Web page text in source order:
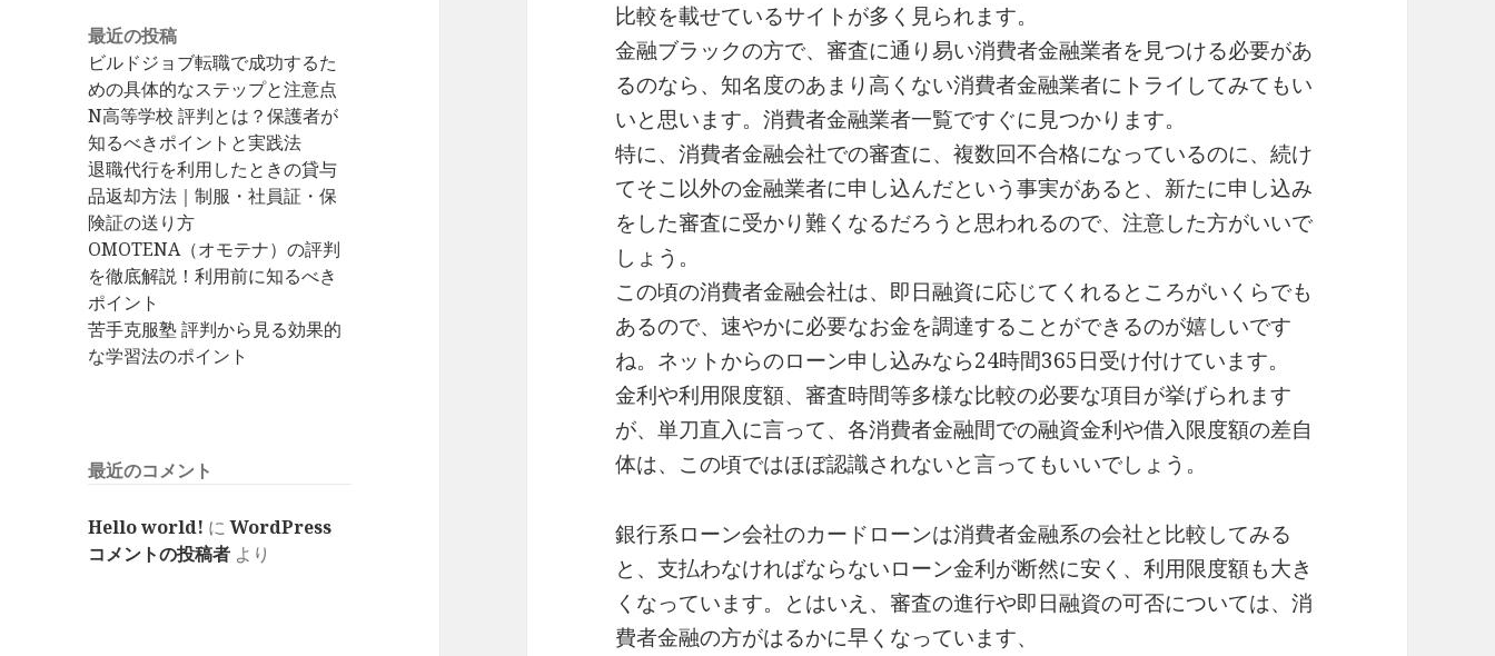
最近の投稿
ビルドジョブ転職で成功するた
めの具体的なステップと注意点
N高等学校 評判とは？保護者が
知るべきポイントと実践法
退職代行を利用したときの貸与
品返却方法｜制服・社員証・保
険証の送り方
OMOTENA（オモテナ）の評判
を徹底解説！利用前に知るべき
ポイント
苦手克服塾 評判から見る効果的
な学習法のポイント
最近のコメント
Hello world! にWordPress
コメントの投稿者 より
比較を載せているサイトが多く見られます。
金融ブラックの方で、審査に通り易い消費者金融業者を見つける必要があ
るのなら、知名度のあまり高くない消費者金融業者にトライしてみてもい
いと思います。消費者金融業者一覧ですぐに見つかります。
特に、消費者金融会社での審査に、複数回不合格になっているのに、続け
てそこ以外の金融業者に申し込んだという事実があると、新たに申し込み
をした審査に受かり難くなるだろうと思われるので、注意した方がいいで
しょう。
この頃の消費者金融会社は、即日融資に応じてくれるところがいくらでも
あるので、速やかに必要なお金を調達することができるのが嬉しいです
ね。ネットからのローン申し込みなら24時間365日受け付けています。
金利や利用限度額、審査時間等多様な比較の必要な項目が挙げられます
が、単刀直入に言って、各消費者金融間での融資金利や借入限度額の差自
体は、この頃ではほぼ認識されないと言ってもいいでしょう。
銀行系ローン会社のカードローンは消費者金融系の会社と比較してみる
と、支払わなければならないローン金利が断然に安く、利用限度額も大き
くなっています。とはいえ、審査の進行や即日融資の可否については、消
費者金融の方がはるかに早くなっています、